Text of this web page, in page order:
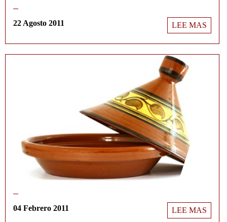
22 Agosto 2011 LEE MAS
04 Febrero 2011 LEE MAS